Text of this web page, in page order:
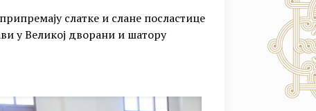
слатке и слане посластице
у Великој дворани и шатору